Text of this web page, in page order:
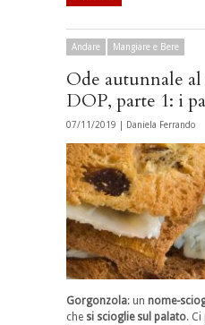
Andare Mangiare e Bere
Ode autunnale
DOP, parte 1: i
07/11/2019 | Daniela Ferrando
Gorgonzola: un nome-
che si scioglie sul palato.